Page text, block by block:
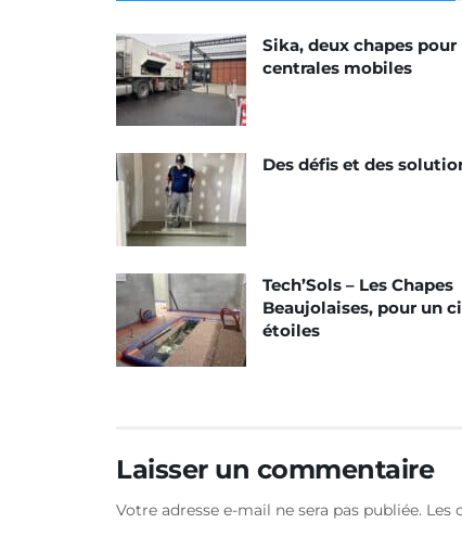
Sika, deux chapes pour
centrales mobiles
Des défis et des
Tech’Sols – Les Chapes
Beaujolaises, pour un
étoiles
Laisser un commentaire
Votre adresse e-mail ne sera pas publiée. Les